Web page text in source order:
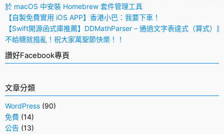
於 macOS 中安裝 Homebrew 套件管理工具
【自製免費實用 iOS APP】香港小巴：我要下車！
【Swift開源函式庫推薦】DDMathParser – 通過文字表達式（算式）
不給糖就搗亂！祝大家萬聖節快樂！！
讚好Facebook專頁
文章分類
WordPress (90)
免費 (14)
公告 (13)